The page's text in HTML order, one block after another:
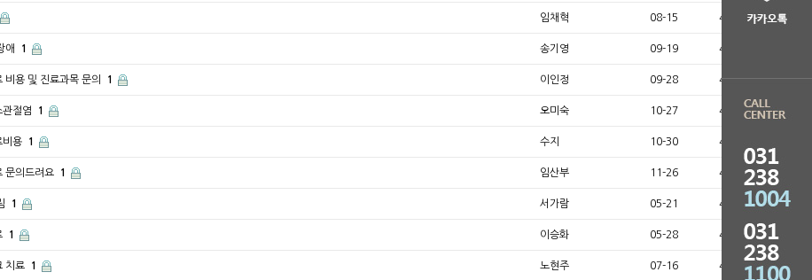
임채혁 08-15 4
애 1 송기영 09-19 4
비용 및 진료과목 문의 1 이인정 09-28 4
관절염 1 오미숙 10-27 4
비용 1 수지 10-30 4
문의드려요 1 임산부 11-26 4
1 서가람 05-21 4
1 이승화 05-28 4
치료 1 노현주 07-16 4